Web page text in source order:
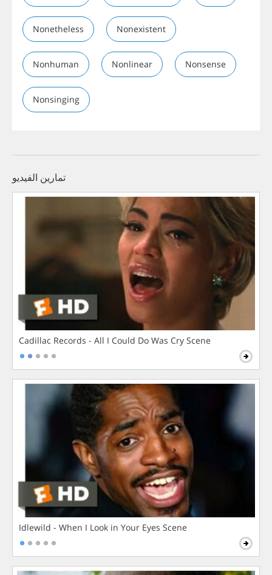
Nonetheless Nonexistent
Nonhuman Nonlinear Nonsense
Nonsinging
تمارين الفيديو
Cadillac Records - All I Could Do Was Cry Scene
Idlewild - When I Look in Your Eyes Scene